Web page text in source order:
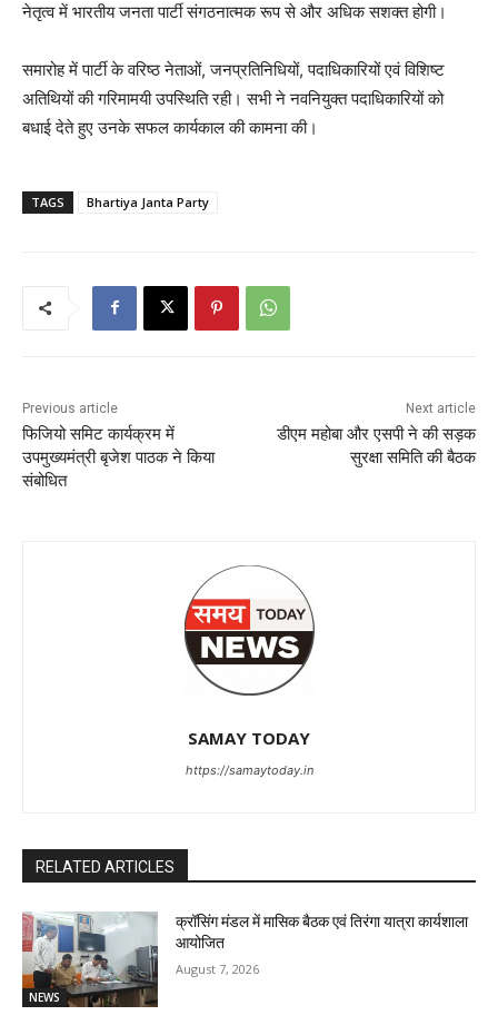
नेतृत्व में भारतीय जनता पार्टी संगठनात्मक रूप से और अधिक सशक्त होगी।
समारोह में पार्टी के वरिष्ठ नेताओं, जनप्रतिनिधियों, पदाधिकारियों एवं विशिष्ट
अतिथियों की गरिमामयी उपस्थिति रही। सभी ने नवनियुक्त पदाधिकारियों को
बधाई देते हुए उनके सफल कार्यकाल की कामना की।
TAGS Bhartiya Janta Party
Previous article
फिजियो समिट कार्यक्रम में
उपमुख्यमंत्री बृजेश पाठक ने किया
संबोधित
Next article
डीएम महोबा और एसपी ने की सड़क
सुरक्षा समिति की बैठक
SAMAY TODAY
https://samaytoday.in
RELATED ARTICLES
NEWS
क्रॉसिंग मंडल में मासिक बैठक एवं तिरंगा यात्रा कार्यशाला
आयोजित
August 7, 2026